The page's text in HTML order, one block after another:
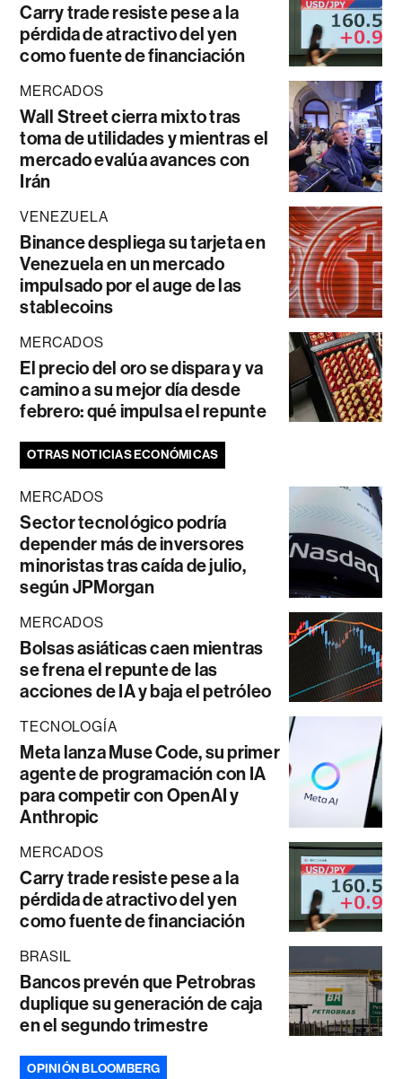
Carry trade resiste pese a la
pérdida de atractivo del yen
como fuente de financiación
MERCADOS
Wall Street cierra mixto tras
toma de utilidades y mientras el
mercado evalúa avances con
Irán
VENEZUELA
Binance despliega su tarjeta en
Venezuela en un mercado
impulsado por el auge de las
stablecoins
MERCADOS
El precio del oro se dispara y va
camino a su mejor día desde
febrero: qué impulsa el repunte
OTRAS NOTICIAS ECONÓMICAS
MERCADOS
Sector tecnológico podría
depender más de inversores
minoristas tras caída de julio,
según JPMorgan
MERCADOS
Bolsas asiáticas caen mientras
se frena el repunte de las
acciones de IA y baja el petróleo
TECNOLOGÍA
Meta lanza Muse Code, su primer
agente de programación con IA
para competir con OpenAI y
Anthropic
MERCADOS
Carry trade resiste pese a la
pérdida de atractivo del yen
como fuente de financiación
BRASIL
Bancos prevén que Petrobras
duplique su generación de caja
en el segundo trimestre
OPINIÓN BLOOMBERG